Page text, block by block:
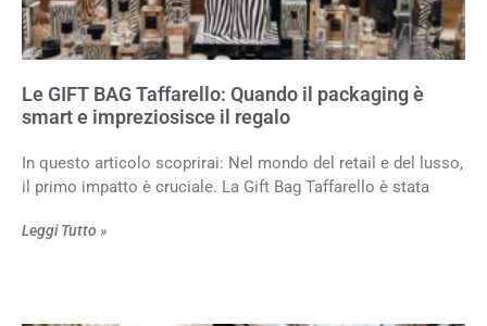
Le GIFT BAG Taffarello: Quando il packaging è
smart e impreziosisce il regalo
In questo articolo scoprirai: Nel mondo del retail e del lusso,
il primo impatto è cruciale. La Gift Bag Taffarello è stata
Leggi Tutto »